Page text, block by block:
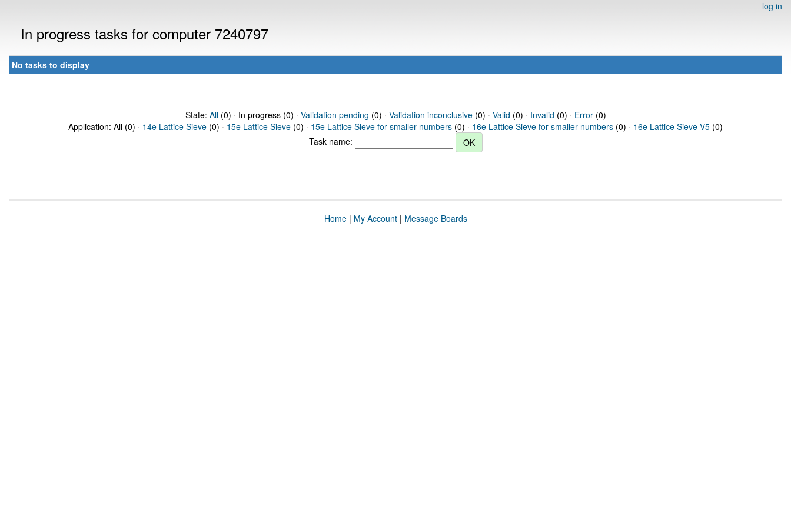
log in
In progress tasks for computer 7240797
No tasks to display
State: All(0) · In progress (0) · Validation pending (0) · Validation inconclusive(0) · Valid (0) · Invalid (0) · Error(0)
Application: All (0) · 14e Lattice Sieve (0) · 15e Lattice Sieve (0) · 15e Lattice Sieve for smaller numbers (0) · 16e Lattice Sieve for smaller numbers (0) · 16e Lattice Sieve V5 (0)
Task name:
Home| My Account| Message Boards